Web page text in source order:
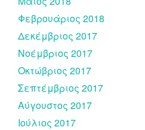
Φεβρουάριος 2018
Δεκέμβριος 2017
Νοέμβριος 2017
Οκτώβριος 2017
Σεπτέμβριος 2017
Αύγουστος 2017
Ιούλιος 2017